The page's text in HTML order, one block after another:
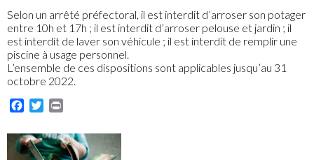
Selon un arrêté préfectoral, il est interdit d’arroser son potager
entre 10h et 17h ; il est interdit d’arroser pelouse et jardin ; il
est interdit de laver son véhicule ; il est interdit de remplir une
piscine à usage personnel.
L’ensemble de ces dispositions sont applicables jusqu’au 31
octobre 2022.
Facebook
Twitter